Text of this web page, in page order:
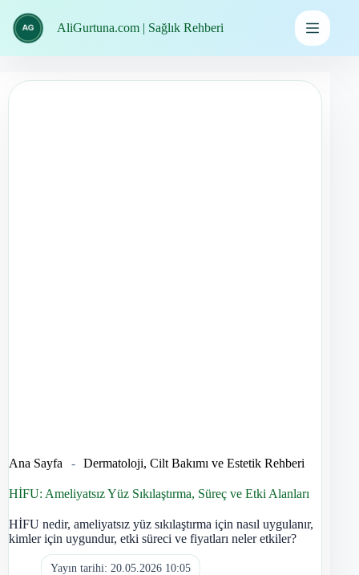
geç
AliGurtuna.com | Sağlık Rehberi
Ana Sayfa - Dermatoloji, Cilt Bakımı ve Estetik Rehberi
HİFU: Ameliyatsız Yüz Sıkılaştırma, Süreç ve Etki Alanları
HİFU nedir, ameliyatsız yüz sıkılaştırma için nasıl uygulanır,
kimler için uygundur, etki süreci ve fiyatları neler etkiler?
Yayın tarihi: 20.05.2026 10:05